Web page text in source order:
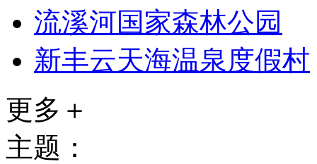
流溪河国家森林公园
新丰云天海温泉度假村
更多＋
主题：